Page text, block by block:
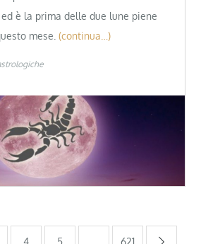
è la prima delle due lune piene
mese. (continua…)
4 5 621